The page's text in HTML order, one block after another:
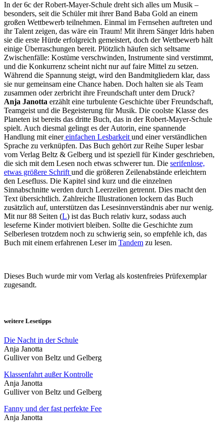
In der 6c der Robert-Mayer-Schule dreht sich alles um Musik –
besonders, seit die Schüler mit ihrer Band Baba Gold an einem
großen Wettbewerb teilnehmen. Einmal im Fernsehen auftreten und
ihr Talent zeigen, das wäre ein Traum! Mit ihrem Sänger Idris haben
sie die erste Hürde erfolgreich gemeistert, doch der Wettbewerb hält
einige Überraschungen bereit. Plötzlich häufen sich seltsame
Zwischenfälle: Kostüme verschwinden, Instrumente sind verstimmt,
und die Konkurrenz scheint nicht nur auf faire Mittel zu setzen.
Während die Spannung steigt, wird den Bandmitgliedern klar, dass
sie nur gemeinsam eine Chance haben. Doch halten sie als Team
zusammen oder zerbricht ihre Freundschaft unter dem Druck?
Anja Janotta erzählt eine turbulente Geschichte über Freundschaft,
Teamgeist und die Begeisterung für Musik. Die coolste Klasse des
Planeten ist bereits das dritte Buch, das in der Robert-Mayer-Schule
spielt. Auch diesmal gelingt es der Autorin, eine spannende
Handlung mit einereinfachen Lesbarkeit und einer verständlichen
Sprache zu verknüpfen. Das Buch gehört zur Reihe Super lesbar
vom Verlag Beltz & Gelberg und ist speziell für Kinder geschrieben,
die sich mit dem Lesen noch etwas schwerer tun. Die serifenlose,
etwas größere Schrift und die größeren Zeilenabstände erleichtern
den Lesefluss. Die Kapitel sind kurz und die einzelnen
Sinnabschnitte werden durch Leerzeilen getrennt. Dies macht den
Text übersichtlich. Zahlreiche Illustrationen lockern das Buch
zusätzlich auf, unterstützen das Lesesinnverständnis aber nur wenig.
Mit nur 88 Seiten (L) ist das Buch relativ kurz, sodass auch
leseferne Kinder motiviert bleiben. Sollte die Geschichte zum
Selberlesen trotzdem noch zu schwierig sein, so empfehle ich, das
Buch mit einem erfahrenen Leser im Tandem zu lesen.
Dieses Buch wurde mir vom Verlag als kostenfreies Prüfexemplar
zugesandt.
weitere Lesetipps
Die Nacht in der Schule
Anja Janotta
Gulliver von Beltz und Gelberg
Klassenfahrt außer Kontrolle
Anja Janotta
Gulliver von Beltz und Gelberg
Fanny und der fast perfekte Fee
Anja Janotta